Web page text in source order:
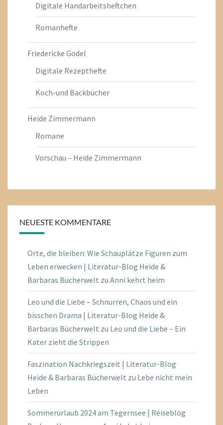
Digitale Handarbeitsheftchen
Romanhefte
Friedericke Godel
Digitale Rezepthefte
Koch-und Backbücher
Heide Zimmermann
Romane
Vorschau – Heide Zimmermann
NEUESTE KOMMENTARE
Orte, die bleiben: Wie Schauplätze Figuren zum
Leben erwecken | Literatur-Blog Heide &
Barbaras Bücherwelt zu Anni kehrt heim
Leo und die Liebe – Schnurren, Chaos und ein
bisschen Drama | Literatur-Blog Heide &
Barbaras Bücherwelt zu Leo und die Liebe – Ein
Kater zieht die Strippen
Faszination Nachkriegszeit | Literatur-Blog
Heide & Barbaras Bücherwelt zu Lebe nicht mein
Leben
Sommerurlaub 2024 am Tegernsee | Reiseblog